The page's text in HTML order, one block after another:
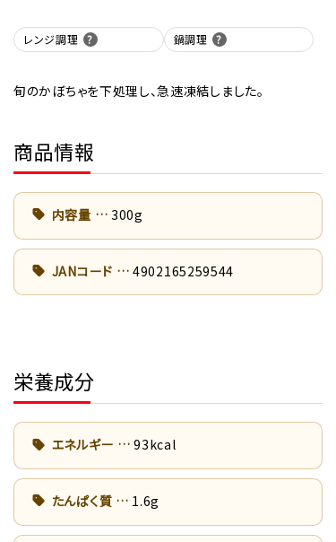
レンジ調理 鍋調理
旬のかぼちゃを下処理し、急速凍結しました。
商品情報
内容量 300g
JANコード 4902165259544
栄養成分
エネルギー 93kcal
たんぱく質 1.6g